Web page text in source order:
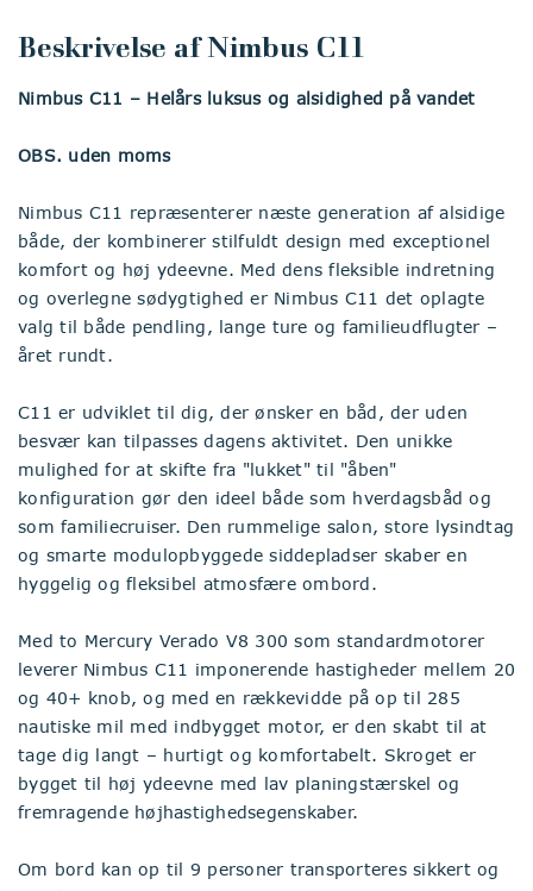
Beskrivelse af Nimbus C11
Nimbus C11 – Helårs luksus og alsidighed på vandet
OBS. uden moms
Nimbus C11 repræsenterer næste generation af alsidige
både, der kombinerer stilfuldt design med exceptionel
komfort og høj ydeevne. Med dens fleksible indretning
og overlegne sødygtighed er Nimbus C11 det oplagte
valg til både pendling, lange ture og familieudflugter –
året rundt.
C11 er udviklet til dig, der ønsker en båd, der uden
besvær kan tilpasses dagens aktivitet. Den unikke
mulighed for at skifte fra "lukket" til "åben"
konfiguration gør den ideel både som hverdagsbåd og
som familiecruiser. Den rummelige salon, store lysindtag
og smarte modulopbyggede siddepladser skaber en
hyggelig og fleksibel atmosfære ombord.
Med to Mercury Verado V8 300 som standardmotorer
leverer Nimbus C11 imponerende hastigheder mellem 20
og 40+ knob, og med en rækkevidde på op til 285
nautiske mil med indbygget motor, er den skabt til at
tage dig langt – hurtigt og komfortabelt. Skroget er
bygget til høj ydeevne med lav planingstærskel og
fremragende højhastighedsegenskaber.
Om bord kan op til 9 personer transporteres sikkert og